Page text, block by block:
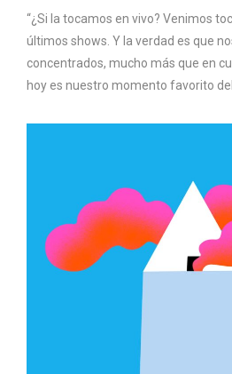
“¿Si la tocamos en vivo? Venimos
últimos shows. Y la verdad es que
concentrados, mucho más que en
hoy es nuestro momento favorito del